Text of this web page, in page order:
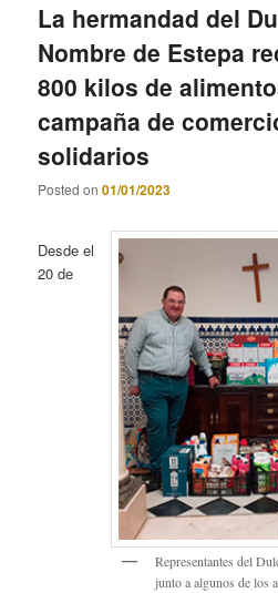
La hermandad del
Nombre de Estepa
800 kilos de
campaña de
solidarios
Posted on01/01/2023
Representantes del
junto a algunos de los
Desde el
20 de